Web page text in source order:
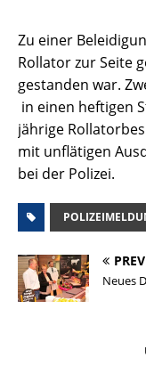
Zu einer
Rollator zur Seite
gestanden war.
in einen heftigen
jährige
mit unflätigen
bei der Polizei.
Neues